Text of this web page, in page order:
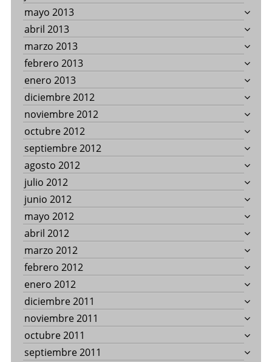
mayo 2013
abril 2013
marzo 2013
febrero 2013
enero 2013
diciembre 2012
noviembre 2012
octubre 2012
septiembre 2012
agosto 2012
julio 2012
junio 2012
mayo 2012
abril 2012
marzo 2012
febrero 2012
enero 2012
diciembre 2011
noviembre 2011
octubre 2011
septiembre 2011